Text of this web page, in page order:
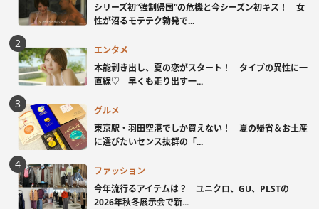
シリーズ初“強制帰国”の危機と今シーズン初キス！ 女
性が沼るモテテク勃発で...
エンタメ
本能剥き出し、夏の恋がスタート！ タイプの異性に一
直線♡ 早くも走り出す一...
グルメ
東京駅・羽田空港でしか買えない！ 夏の帰省＆お土産
に選びたいセンス抜群の「...
ファッション
今年流行るアイテムは？ ユニクロ、GU、PLSTの
2026年秋冬展示会で新...